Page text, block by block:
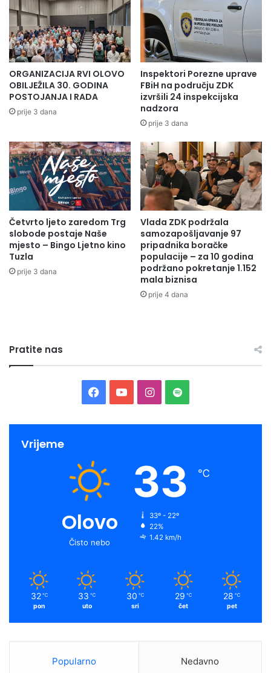
ORGANIZACIJA RVI OLOVO
OBILJEŽILA 30. GODINA
POSTOJANJA I RADA
prije 3 dana
Inspektori Porezne uprave
FBiH na području ZDK
izvršili 24 inspekcijska
nadzora
prije 3 dana
Četvrto ljeto zaredom Trg
slobode postaje Naše
mjesto – Bingo Ljetno kino
Tuzla
prije 3 dana
Vlada ZDK podržala
samozapošljavanje 97
pripadnika boračke
populacije – za 10 godina
podržano pokretanje 1.152
mala biznisa
prije 4 dana
Pratite nas
Facebook
YouTubeInstagram
Spotify
Vrijeme
Olovo
Čisto nebo
33 ℃
33º - 22º
22%
1.42 km/h
32 ℃
pon
33 ℃
uto
30 ℃
sri
29 ℃
čet
28 ℃
pet
Popularno Nedavno